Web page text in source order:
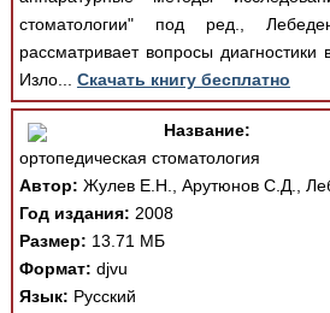
стоматологии" под ред.,
рассматривает вопросы диагностики
Изло... Скачать книгу бесплатно
Название:
ортопедическая стоматология
Автор: Жулев Е.Н., Арутюнов С.Д.,
Год издания: 2008
Размер: 13.71 МБ
Формат: djvu
Язык: Русский